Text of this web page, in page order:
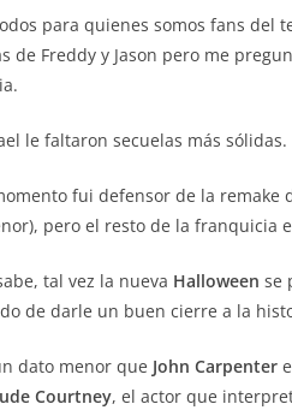
para quienes somos fans del
de Freddy y Jason pero me
le faltaron secuelas más sólidas.
fui defensor de la remake
pero el resto de la franquicia
tal vez la nueva Halloween se
de darle un buen cierre a la
dato menor que John Carpenter
Courtney, el actor que